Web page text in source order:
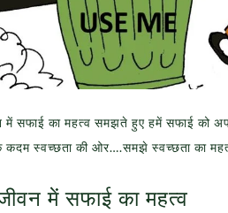
में सफाई का महत्व समझते हुए हमें सफाई को
कदम स्वच्छता की ओर….समझे स्वच्छता का
में सफाई का महत्व